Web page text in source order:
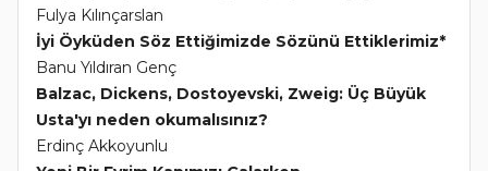
Fulya Kılınçarslan
İyi Öyküden Söz Ettiğimizde Sözünü Ettiklerimiz*
Banu Yıldıran Genç
Balzac, Dickens, Dostoyevski, Zweig: Üç Büyük
Usta'yı neden okumalısınız?
Erdinç Akkoyunlu